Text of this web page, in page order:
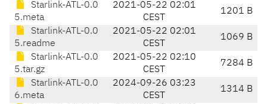
Starlink-ATL-0.0
5.meta
2021-05-22 02:01
CEST
1201 B
Starlink-ATL-0.0
5.readme
2021-05-22 02:01
CEST
1069 B
Starlink-ATL-0.0
5.tar.gz
2021-05-22 02:10
CEST
7284 B
Starlink-ATL-0.0
6.meta
2024-09-26 03:23
CEST
1314 B